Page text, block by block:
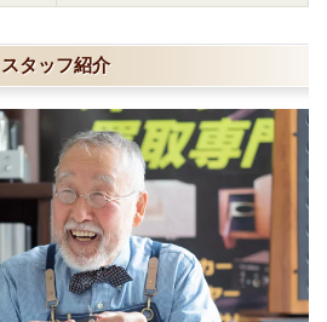
スタッフ紹介